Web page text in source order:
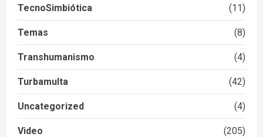
TecnoSimbiótica (11)
Temas (8)
Transhumanismo (4)
Turbamulta (42)
Uncategorized (4)
Video (205)